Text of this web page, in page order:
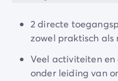
Service & contact
Alle betaalmethoden
Bereid je voor op je
Voor sportievelingen
voor lange wandelingen
Les Chardons Bleus in
voor een verkwikkende
2 directe
zowel praktisch als
Veel activiteiten en
onder leiding van